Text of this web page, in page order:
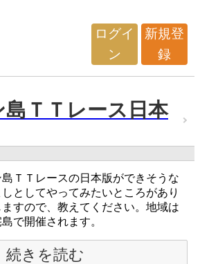
ログイ
ン
新規登
録
島ＴＴレース日本
ＴＴレースの日本版ができそうな
としてやってみたいところがあり
すので、教えてください。地域は
で開催されます。
続きを読む